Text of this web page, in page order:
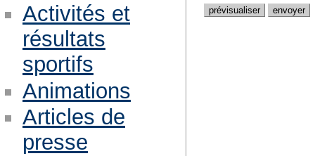
Activités et
résultats
sportifs
Animations
Articles de
presse